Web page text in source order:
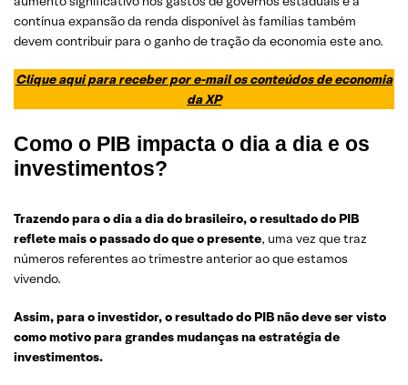
contínua expansão da renda disponível às famílias também
devem contribuir para o ganho de tração da economia este ano.
Clique aqui para receber por e-mail os conteúdos de economia
da XP
Como o PIB impacta o dia a dia e os
investimentos?
Trazendo para o dia a dia do brasileiro, o resultado do PIB
reflete mais o passado do que o presente, uma vez que traz
números referentes ao trimestre anterior ao que estamos
vivendo.
Assim, para o investidor, o resultado do PIB não deve ser visto
como motivo para grandes mudanças na estratégia de
investimentos.